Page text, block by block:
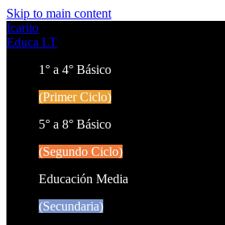
Skip to main content
Icarito
Educa LT
1° a 4° Básico
(Primer Ciclo)
5° a 8° Básico
(Segundo Ciclo)
Educación Media
(Secundaria)